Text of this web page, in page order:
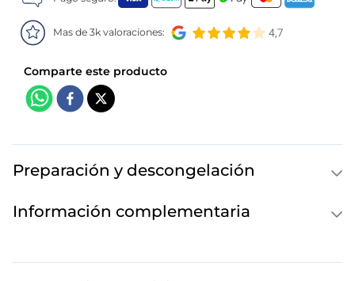
Mas de 3k valoraciones:
Preparación y descongelación
Información complementaria
10. listísimos